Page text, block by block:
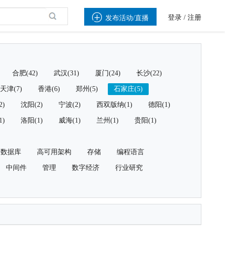
 发布活动/直播 登录 / 注册
合肥(42) 武汉(31) 厦门(24) 长沙(22)
天津(7) 香港(6) 郑州(5) 石家庄(5)
沈阳(2) 宁波(2) 西双版纳(1) 德阳(1)
洛阳(1) 威海(1) 兰州(1) 贵阳(1)
数据库 高可用架构 存储 编程语言
中间件 管理 数字经济 行业研究